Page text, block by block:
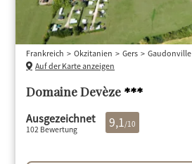
Domaine Devèze ***
Frankreich Okzitanien Gers
Gaudonville
Auf der Karte anzeigen
Ausgezeichnet
102 Bewertung 9,1/10